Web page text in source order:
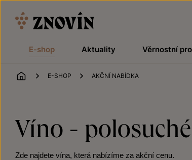
E-shop Aktuality Věrnostní
ÚVOD
E-SHOP AKČNÍ NABÍDKA
Víno -
Zde najdete vína, která nabízíme za akční cenu.